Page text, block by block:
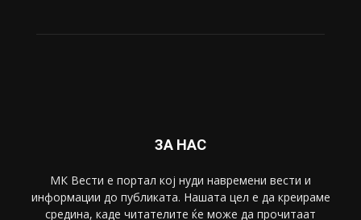
ЗА НАС
МК Вести е портал коj нуди навремени вести и
информации до публиката. Нашата цел е да креираме
средина, каде читателите ќе може да прочитаат